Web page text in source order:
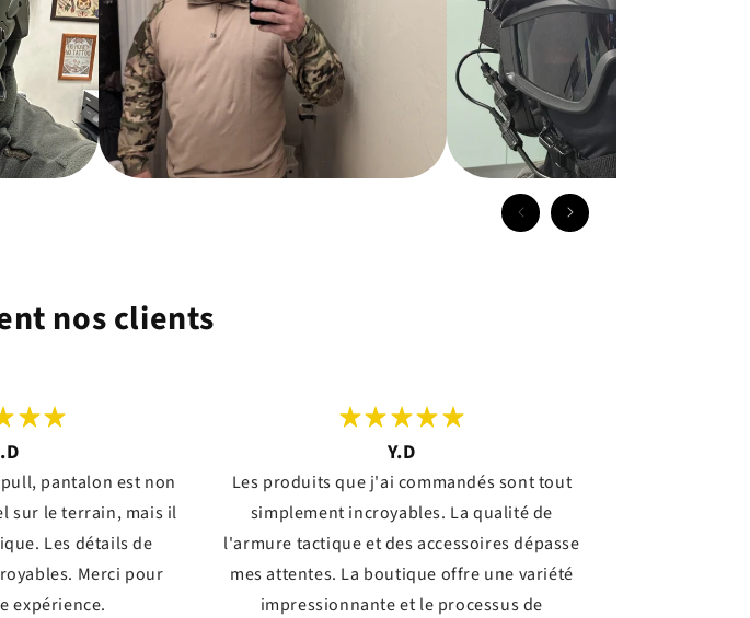
nos clients
pantalon est non
sur le terrain, mais il
Les détails de
Merci pour
expérience.
Y.D
Les produits que j'ai commandés sont tout
simplement incroyables. La qualité de
l'armure tactique et des accessoires dépasse
mes attentes. La boutique offre une variété
impressionnante et le processus de